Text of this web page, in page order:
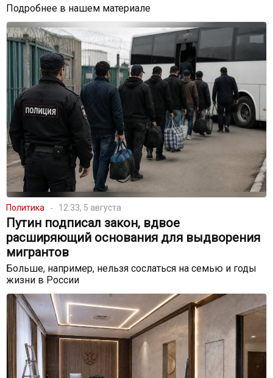
Подробнее в нашем материале
Политика 12:33, 5 августа
Путин подписал закон, вдвое
расширяющий основания для выдворения
мигрантов
Больше, например, нельзя сослаться на семью и годы
жизни в России